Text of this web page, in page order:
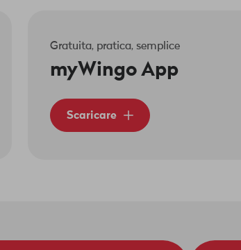
Gratuita, pratica, semplice
myWingo App
Scaricare